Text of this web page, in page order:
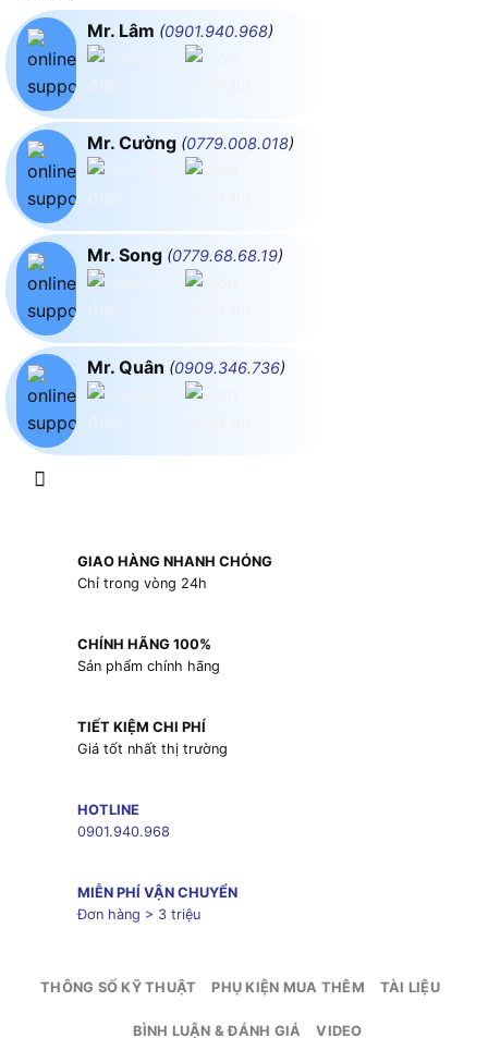
Mr. Lâm (0901.940.968)
Mr. Cường (0779.008.018)
Mr. Song (0779.68.68.19)
Mr. Quân (0909.346.736)
GIAO HÀNG NHANH CHÓNG
Chỉ trong vòng 24h
CHÍNH HÃNG 100%
Sản phẩm chính hãng
TIẾT KIỆM CHI PHÍ
Giá tốt nhất thị trường
HOTLINE
0901.940.968
MIỄN PHÍ VẬN CHUYỂN
Đơn hàng > 3 triệu
THÔNG SỐ KỸ THUẬT PHỤ KIỆN MUA THÊM TÀI LIỆU
BÌNH LUẬN & ĐÁNH GIÁ VIDEO